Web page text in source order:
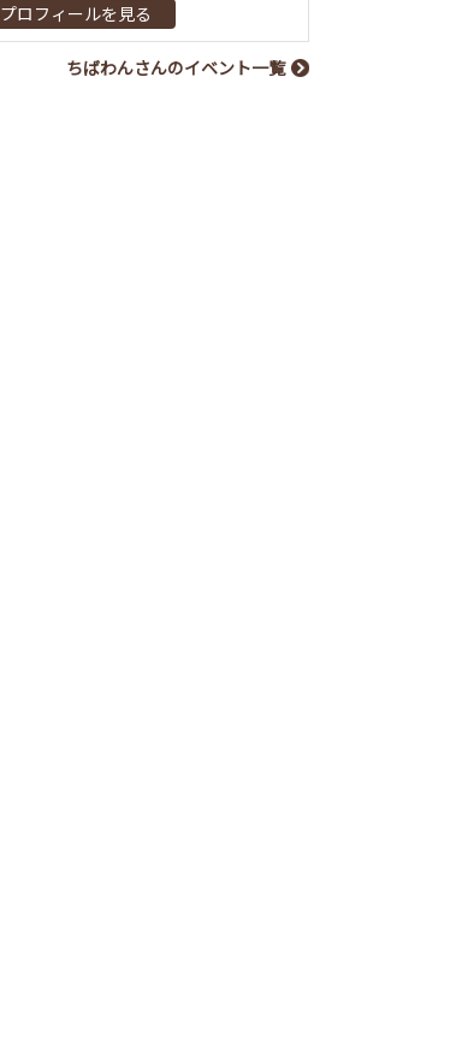
プロフィールを見る
ちばわんさんのイベント一覧